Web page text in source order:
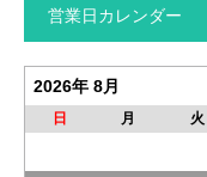
営業日カレンダー
2026年 8月
日 月 火